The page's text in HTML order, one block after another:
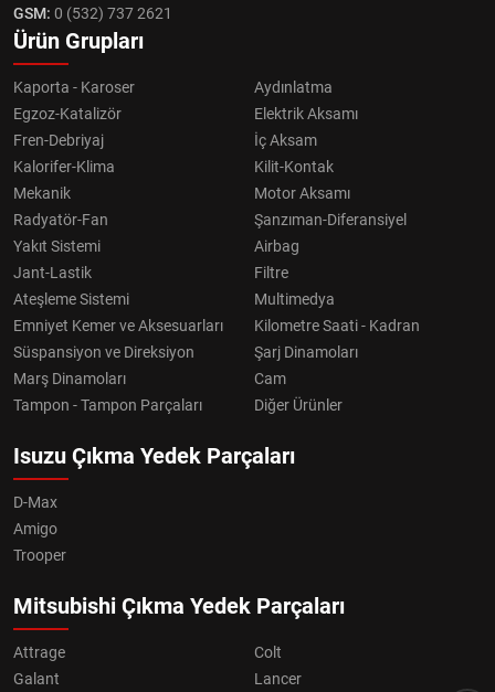
GSM: 0 (532) 737 2621
Ürün Grupları
Kaporta - Karoser
Aydınlatma
Egzoz-Katalizör
Elektrik Aksamı
Fren-Debriyaj
İç Aksam
Kalorifer-Klima
Kilit-Kontak
Mekanik
Motor Aksamı
Radyatör-Fan
Şanzıman-Diferansiyel
Yakıt Sistemi
Airbag
Jant-Lastik
Filtre
Ateşleme Sistemi
Multimedya
Emniyet Kemer ve Aksesuarları
Kilometre Saati - Kadran
Süspansiyon ve Direksiyon
Şarj Dinamoları
Marş Dinamoları
Cam
Tampon - Tampon Parçaları
Diğer Ürünler
Isuzu Çıkma Yedek Parçaları
D-Max
Amigo
Trooper
Mitsubishi Çıkma Yedek Parçaları
Attrage
Colt
Galant
Lancer